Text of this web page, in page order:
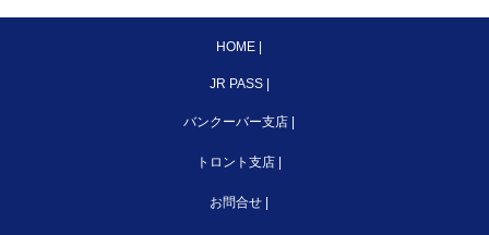
HOME
JR PASS|
バンクーバー支店
トロント支店
お問合せ